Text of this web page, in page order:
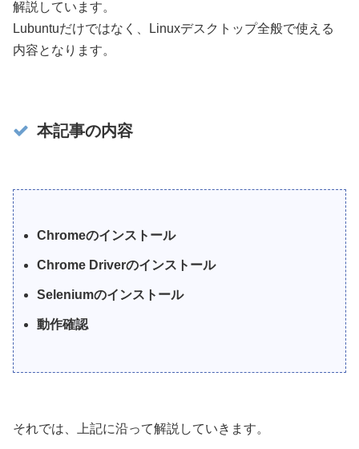
解説しています。
Lubuntuだけではなく、Linuxデスクトップ全般で使える
内容となります。
本記事の内容
Chromeのインストール
Chrome Driverのインストール
Seleniumのインストール
動作確認
それでは、上記に沿って解説していきます。